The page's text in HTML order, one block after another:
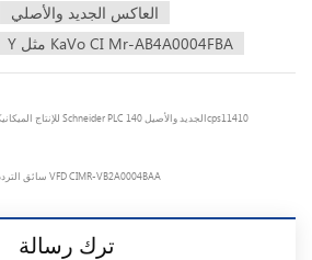
العاكس الجديد والأصلي
Y مثل KaVo CI Mr-AB4A0004FBA
تطبيق PLC للإنتاج الميكانيكي لجهاز تحكم Schneider PLC الجديد والأصيل 140cps11410
Yaskawa سائق التردد المتغير العاكس VFD CIMR-VB2A0004BAA
ترك رسالة